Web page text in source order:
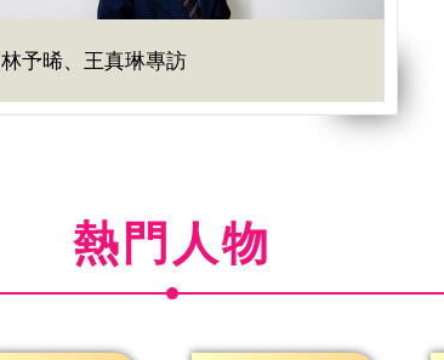
林予晞、王真琳專訪
熱門人物